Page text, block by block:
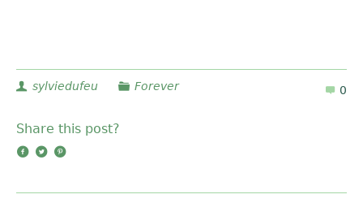
0
sylviedufeu Forever
Share this post?